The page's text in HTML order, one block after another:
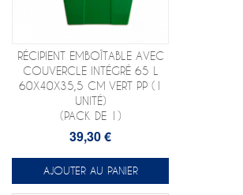
RÉCIPIENT EMBOÎTABLE AVEC
COUVERCLE INTÉGRÉ 65 L
60X40X35,5 CM VERT PP (1
UNITÉ)
(PACK DE 1)
39,30 €
AJOUTER AU PANIER